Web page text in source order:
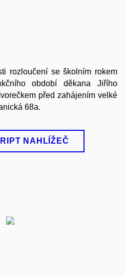
rozloučení se školním rokem
období děkana Jiřího
před zahájením velké
68a.
NAHLÍŽEČ